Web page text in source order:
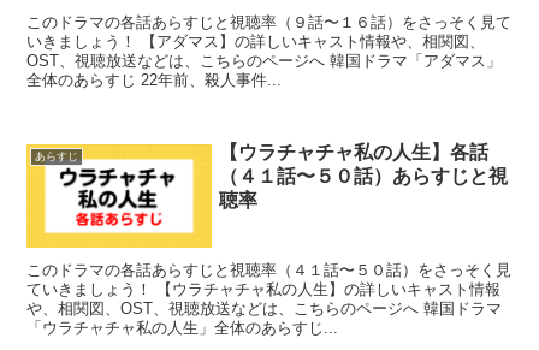
このドラマの各話あらすじと視聴率（９話〜１６話）をさっそく見て
いきましょう！ 【アダマス】の詳しいキャスト情報や、相関図、
OST、視聴放送などは、こちらのページへ 韓国ドラマ「アダマス」
全体のあらすじ 22年前、殺人事件...
あらすじ
【ウラチャチャ私の人生】各話
（４１話〜５０話）あらすじと視
聴率
このドラマの各話あらすじと視聴率（４１話〜５０話）をさっそく見
ていきましょう！ 【ウラチャチャ私の人生】の詳しいキャスト情報
や、相関図、OST、視聴放送などは、こちらのページへ 韓国ドラマ
「ウラチャチャ私の人生」全体のあらすじ...